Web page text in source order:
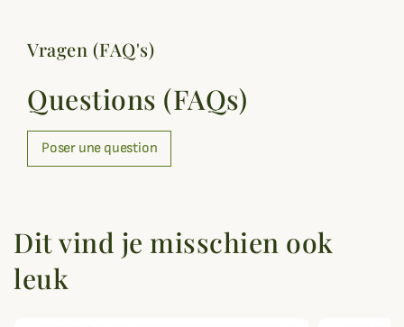
Vragen (FAQ's)
Questions (FAQs)
Poser une question
Dit vind je misschien ook
leuk